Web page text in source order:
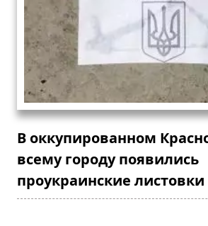
В оккупированном
всему городу появились
проукраинские листовки